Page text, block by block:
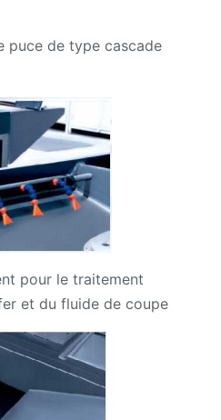
puce de type cascade
pour le traitement
et du fluide de coupe